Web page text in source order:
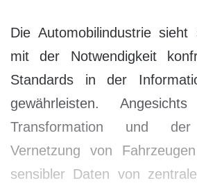
Die Automobilindustrie sieht
mit der Notwendigkeit
Standards in der
gewährleisten.
Transformation und der
Vernetzung von
sensibler Daten von